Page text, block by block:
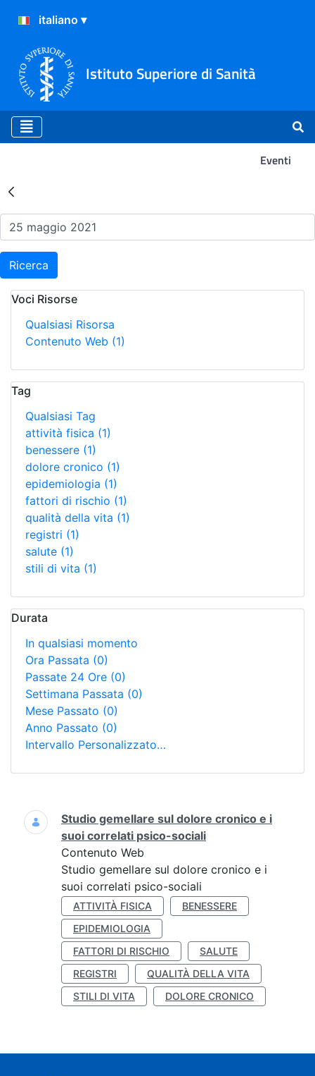
Istituto Superiore di Sanità
Eventi
Risultati della Ricerca -
Ricerca
Voci Risorse
Qualsiasi Risorsa
Contenuto Web (1)
Tag
Qualsiasi Tag
attività fisica (1)
benessere (1)
dolore cronico (1)
epidemiologia (1)
fattori di rischio (1)
qualità della vita (1)
registri (1)
salute (1)
stili di vita (1)
Durata
In qualsiasi momento
Ora Passata (0)
Passate 24 Ore (0)
Settimana Passata (0)
Mese Passato (0)
Anno Passato (0)
Intervallo Personalizzato…
Ricerca
Studio gemellare sul dolore cronico e i
suoi correlati psico-sociali
Contenuto Web
Studio gemellare sul dolore cronico e i
suoi correlati psico-sociali
ATTIVITÀ FISICA
BENESSERE
EPIDEMIOLOGIA
FATTORI DI RISCHIO
SALUTE
REGISTRI
QUALITÀ DELLA VITA
STILI DI VITA
DOLORE CRONICO